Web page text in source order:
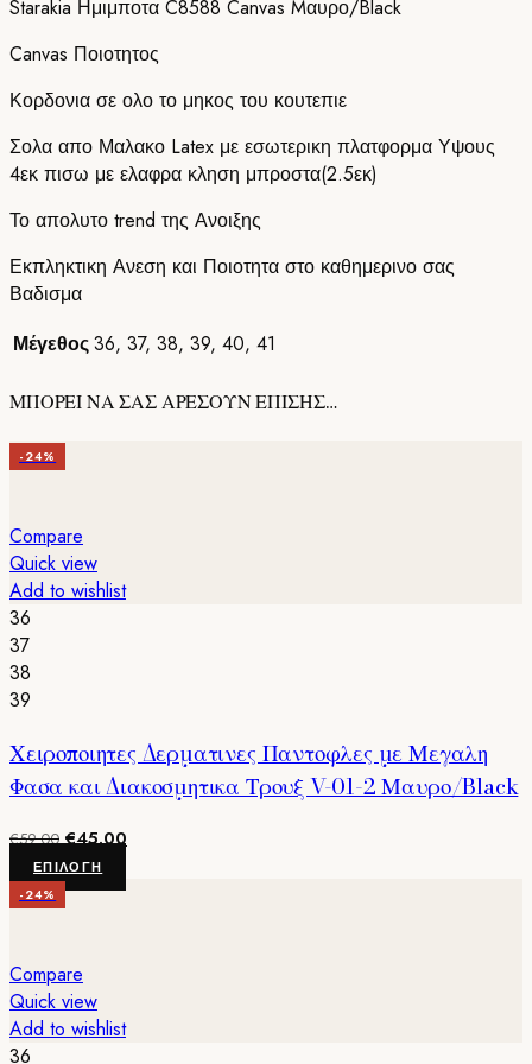
Starakia Ημιμποτα C8588 Canvas Mαυρο/Black
Canvas Ποιοτητος
Κορδονια σε ολο το μηκος του κουτεπιε
Σολα απο Μαλακο Latex με εσωτερικη πλατφορμα Υψους
4εκ πισω με ελαφρα κληση μπροστα(2.5εκ)
Το απολυτο trend της Ανοιξης
Εκπληκτικη Ανεση και Ποιοτητα στο καθημερινο σας
Βαδισμα
Μέγεθος36, 37, 38, 39, 40, 41
ΜΠΟΡΕΙ ΝΑ ΣΑΣ ΑΡΕΣΟΥΝ ΕΠΙΣΗΣ…
-24%
Compare
Quick view
Add to wishlist
36
37
38
39
Χειροποιητες Δερματινες Παντοφλες με Μεγαλη
Φασα και Διακοσμητικα Τρουξ V-01-2 Μαυρο/Black
€59.00 Original
price
was:
€59.00.
€45.00
ΕΠΙΛΟΓΉ
το
Οι
-24%
Compare
Quick view
Add to wishlist
36